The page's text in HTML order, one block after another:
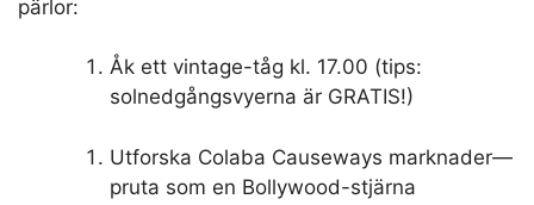
pärlor:
Åk ett vintage-tåg kl. 17.00 (tips:
solnedgångsvyerna är GRATIS!)
Utforska Colaba Causeways marknader—
pruta som en Bollywood-stjärna